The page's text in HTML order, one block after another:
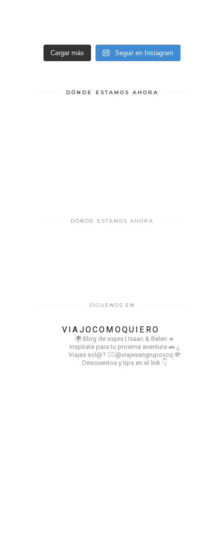
Cargar más Seguir en Instagram
DÓNDE ESTAMOS AHORA
DÓNDE ESTAMOS AHORA
SÍGUENOS EN
VIAJOCOMOQUIERO
🌍 Blog de viajes | Isaac & Belen ✈️
Inspírate para tu proxima aventura 🚗 ¿
Viajas sol@? 👉🏻@viajesengrupovcq 💸
Descuentos y tips en el link 👇